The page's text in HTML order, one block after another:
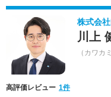
株式会
川上
（カワカ
高評価レビュー 1件